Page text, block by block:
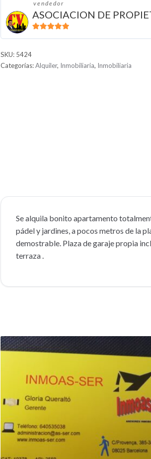
vendedor
ASOCIACION DE
SKU: 5424
Categorías:Alquiler, Inmobiliaria, Inmobiliaria
Se alquila bonito apartamento
pádel y jardines, a pocos metros de la
demostrable. Plaza de garaje propia
terraza .